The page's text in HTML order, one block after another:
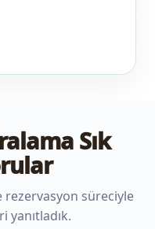
Sık
rezervasyon süreciyle
yanıtladık.